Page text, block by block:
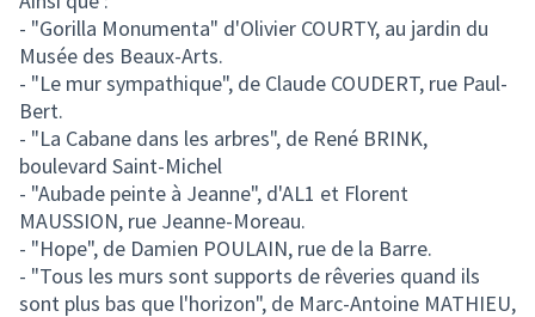
- "Gorilla Monumenta" d'Olivier COURTY, au jardin du
Musée des Beaux-Arts.
- "Le mur sympathique", de Claude COUDERT, rue Paul-
Bert.
- "La Cabane dans les arbres", de René BRINK,
boulevard Saint-Michel
- "Aubade peinte à Jeanne", d'AL1 et Florent
MAUSSION, rue Jeanne-Moreau.
- "Hope", de Damien POULAIN, rue de la Barre.
- "Tous les murs sont supports de rêveries quand ils
sont plus bas que l'horizon", de Marc-Antoine MATHIEU,